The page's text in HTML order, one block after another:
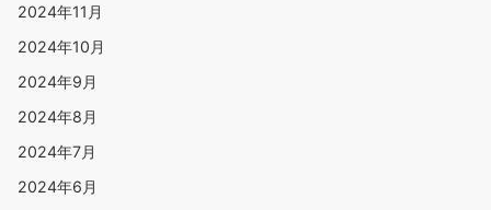
2024年11月
2024年10月
2024年9月
2024年8月
2024年7月
2024年6月